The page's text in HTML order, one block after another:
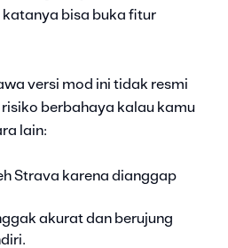
bisa buka fitur
versi mod ini tidak resmi
berbahaya kalau kamu
lain:
Strava karena dianggap
akurat dan berujung